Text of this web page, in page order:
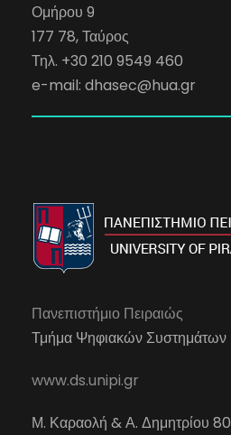
Ομήρου 9
177 78, Ταύρος
Τηλ. +30 210 9549 460
e-mail: dhasec@hua.gr
Πανεπιστήμιο Πειραιώς
Τμήμα Ψηφιακών Συστημάτων
www.ds.unipi.gr
Μ. Καραολή & Α. Δημητρίου 80